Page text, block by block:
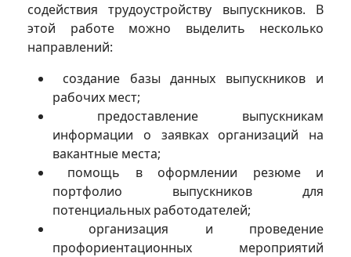
содействия трудоустройству выпускников. В
этой работе можно выделить несколько
направлений:
создание базы данных выпускников и
рабочих мест;
предоставление выпускникам
информации о заявках организаций на
вакантные места;
помощь в оформлении резюме и
портфолио выпускников для
потенциальных работодателей;
организация и проведение
профориентационных мероприятий